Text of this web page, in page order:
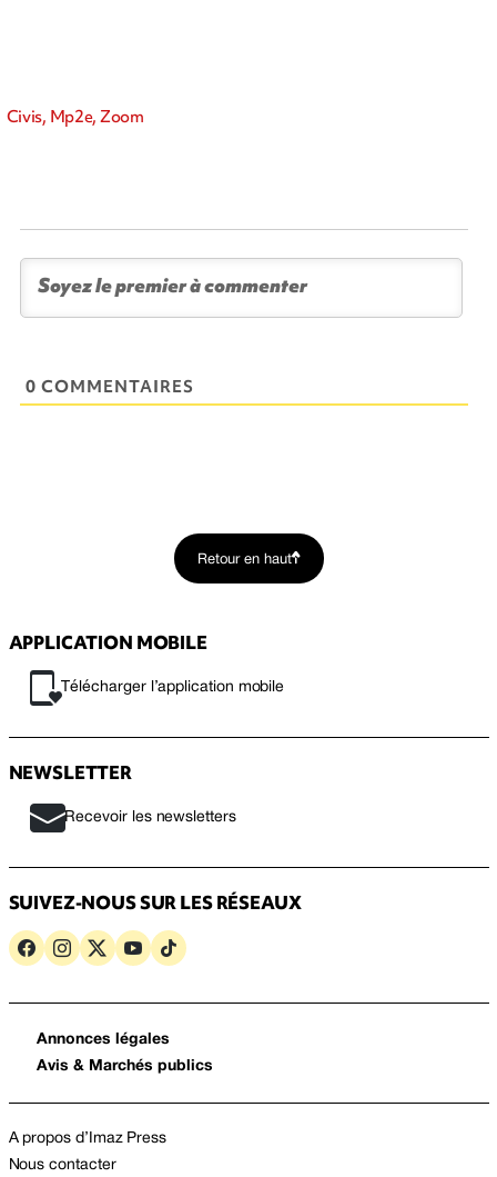
Civis, Mp2e, Zoom
0 COMMENTAIRES
Retour en haut
APPLICATION MOBILE
Télécharger l’application mobile
NEWSLETTER
Recevoir les newsletters
SUIVEZ-NOUS SUR LES RÉSEAUX
Annonces légales
Avis & Marchés publics
A propos d’Imaz Press
Nous contacter